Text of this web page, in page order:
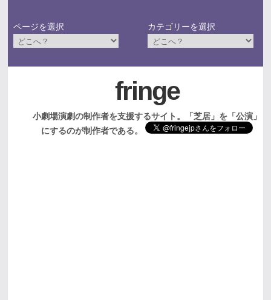
ページを選択 カテゴリーを選択
fringe
小劇場演劇の制作者を支援するサイト。「芝居」を「公演」
にするのが制作者である。